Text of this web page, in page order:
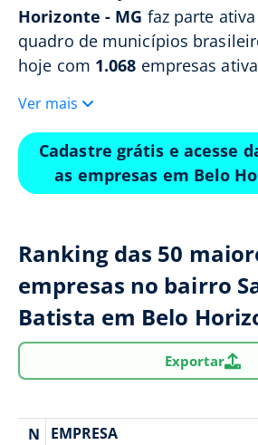
Horizonte - MG faz parte
quadro de municípios
hoje com 1.068 empresas
Ver mais
Cadastre grátis e acesse
as empresas em Belo
Ranking das 50
empresas no bairro
Batista em Belo
Exportar
N EMPRESA